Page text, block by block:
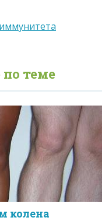
теме
колена